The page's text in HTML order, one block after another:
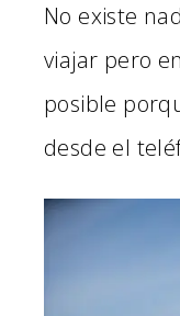
No existe
viajar pero
posible
desde el